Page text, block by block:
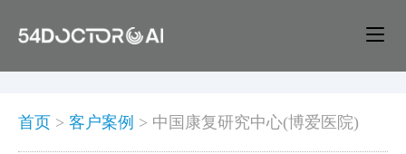
首页 > 客户案例 > 中国康复研究中心(博爱医院)